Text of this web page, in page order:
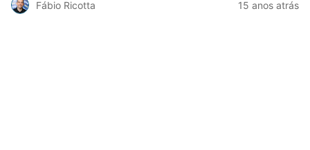
Fábio Ricotta 15 anos atrás